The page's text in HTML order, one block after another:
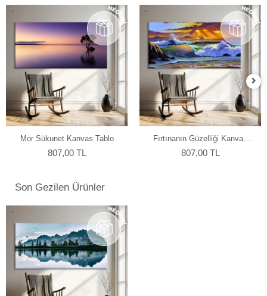
Mor Sükunet Kanvas Tablo
807,00 TL
Fırtınanın Güzelliği Kanvas
Tablo
807,00 TL
Son Gezilen Ürünler